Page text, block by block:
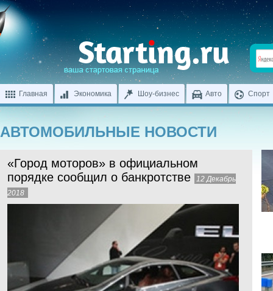
Главная Экономика Шоу-бизнес Авто Спорт
АВТОМОБИЛЬНЫЕ НОВОСТИ
«Город моторов» в официальном
порядке сообщил о банкротстве
12 Декабрь
2018